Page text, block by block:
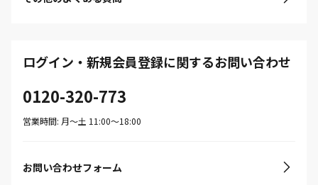
ログイン・新規会員登録に関するお問い合わせ
0120-320-773
営業時間: 月〜土 11:00〜18:00
お問い合わせフォーム